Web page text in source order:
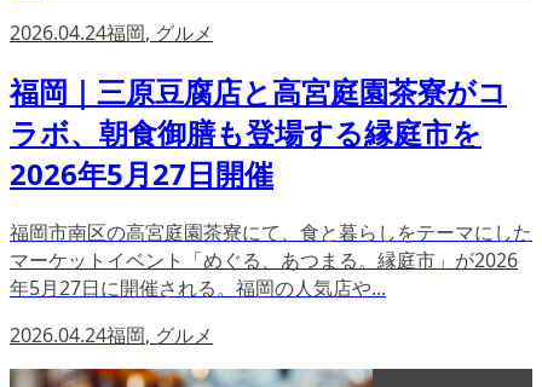
2026.04.24福岡, グルメ
福岡｜三原豆腐店と高宮庭園茶寮がコ
ラボ、朝食御膳も登場する縁庭市を
2026年5月27日開催
福岡市南区の高宮庭園茶寮にて、食と暮らしをテーマにした
マーケットイベント「めぐる、あつまる。縁庭市」が2026
年5月27日に開催される。福岡の人気店や...
2026.04.24福岡, グルメ